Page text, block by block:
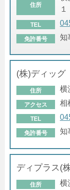
住所
１
TEL
免許番号 知
(株)ディッグ
住所 横
アクセス 相
TEL
免許番号 知
ディプラス(
住所 横